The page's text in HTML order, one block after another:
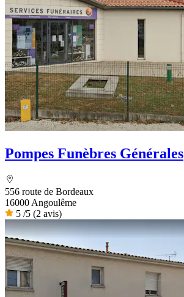
Pompes Funèbres Générales
556 route de Bordeaux
16000 Angoulême
5 /5 (2 avis)